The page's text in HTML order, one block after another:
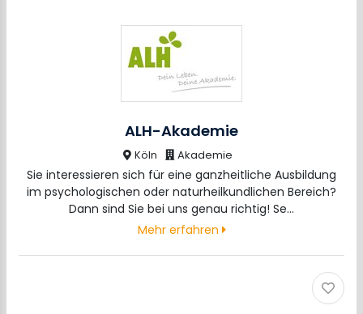
ALH-Akademie
Köln Akademie
Sie interessieren sich für eine ganzheitliche Ausbildung
im psychologischen oder naturheilkundlichen Bereich?
Dann sind Sie bei uns genau richtig! Se…
Mehr erfahren